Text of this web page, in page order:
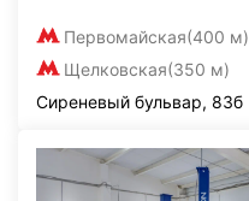
Первомайская(400 м)
Щелковская(350 м)
Сиреневый бульвар, 83б